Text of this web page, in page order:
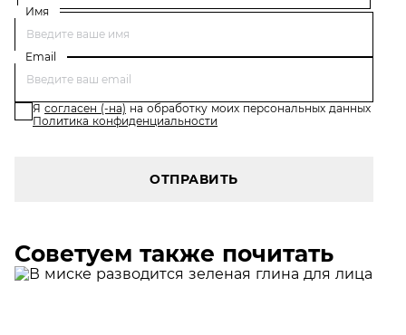
Имя
Email
Я согласен (-на) на обработку моих персональных данных
Политика конфиденциальности
ОТПРАВИТЬ
Советуем также почитать